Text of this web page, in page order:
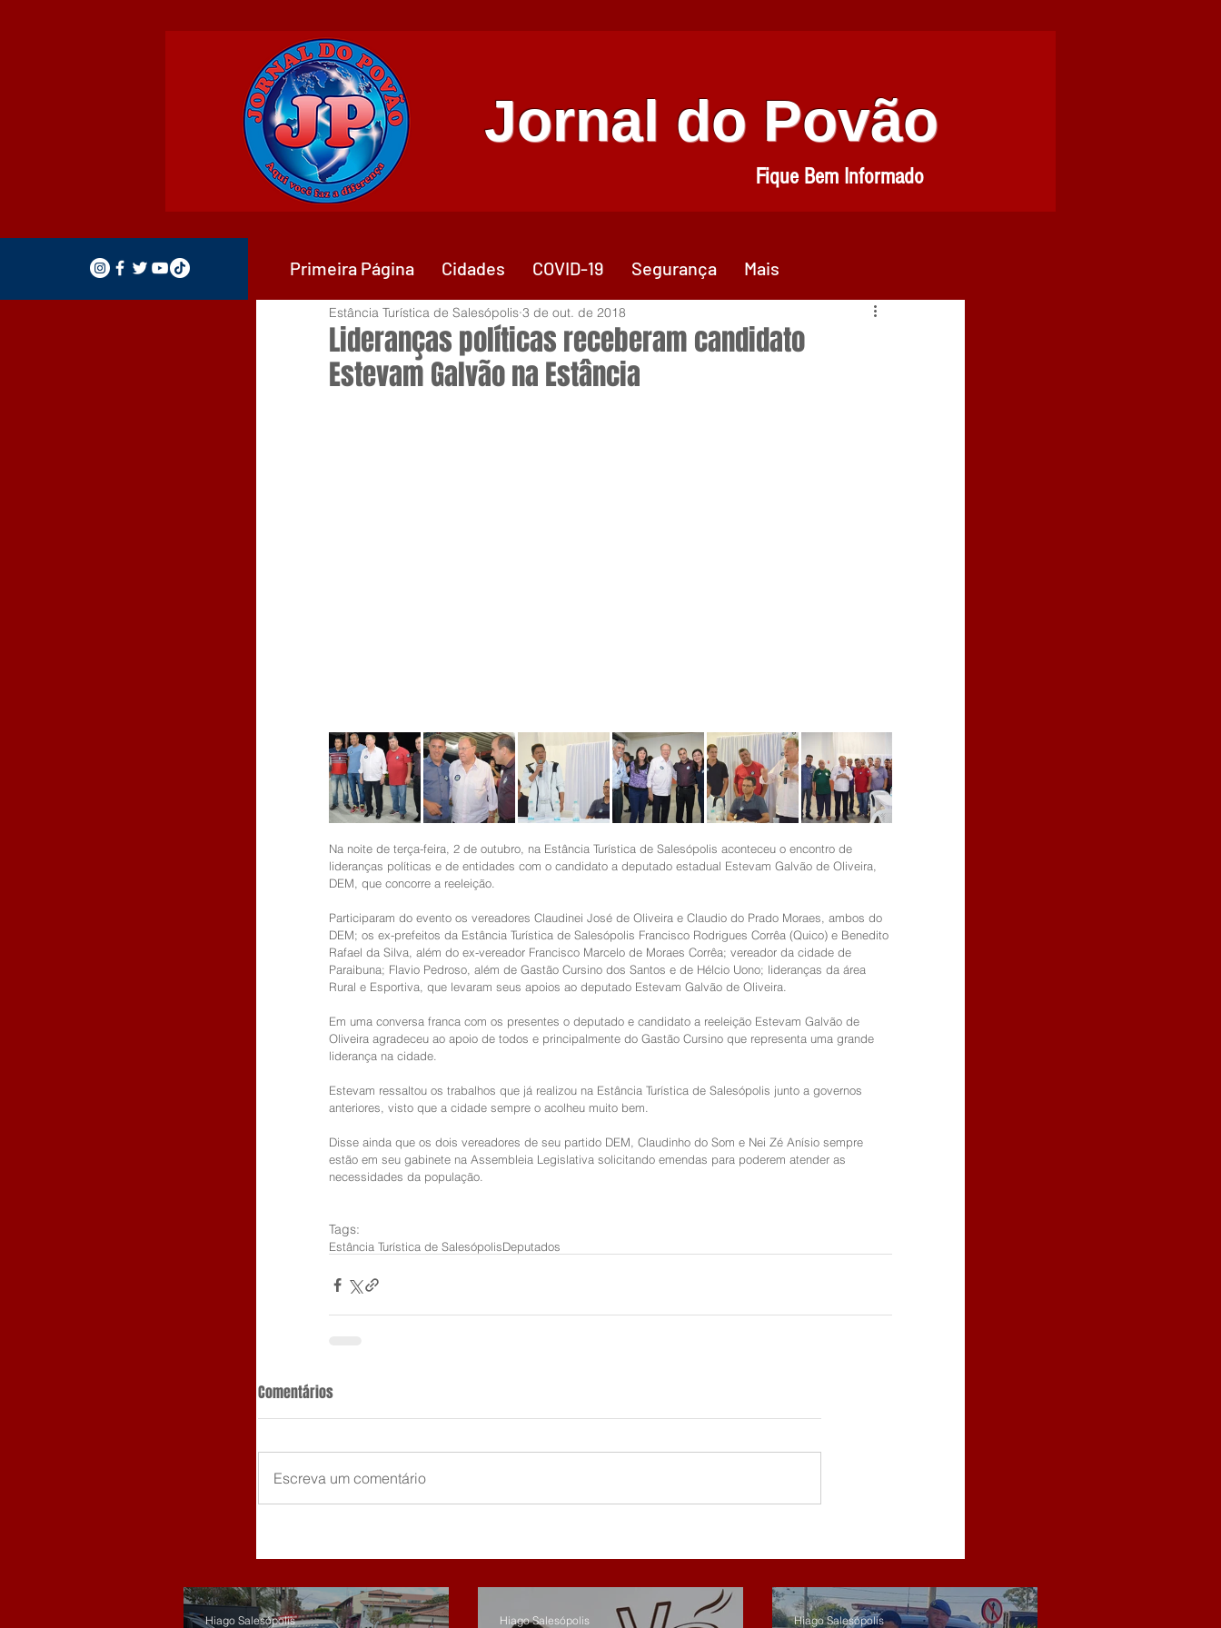
Jornal do Povão
Fique Bem Informado
Lideranças políticas receberam candidato
Estevam Galvão na Estância
Estância Turística de Salesópolis 3 de out. de 2018
Na noite de terça-feira, 2 de outubro, na Estância Turística de Salesópolis aconteceu o encontro de
lideranças políticas e de entidades com o candidato a deputado estadual Estevam Galvão de Oliveira,
DEM, que concorre a reeleição.
Participaram do evento os vereadores Claudinei José de Oliveira e Claudio do Prado Moraes, ambos do
DEM; os ex-prefeitos da Estância Turística de Salesópolis Francisco Rodrigues Corrêa (Quico) e Benedito
Rafael da Silva, além do ex-vereador Francisco Marcelo de Moraes Corrêa; vereador da cidade de
Paraibuna; Flavio Pedroso, além de Gastão Cursino dos Santos e de Hélcio Uono; lideranças da área
Rural e Esportiva, que levaram seus apoios ao deputado Estevam Galvão de Oliveira.
Em uma conversa franca com os presentes o deputado e candidato a reeleição Estevam Galvão de
Oliveira agradeceu ao apoio de todos e principalmente do Gastão Cursino que representa uma grande
liderança na cidade.
Estevam ressaltou os trabalhos que já realizou na Estância Turística de Salesópolis junto a governos
anteriores, visto que a cidade sempre o acolheu muito bem.
Disse ainda que os dois vereadores de seu partido DEM, Claudinho do Som e Nei Zé Anísio sempre
estão em seu gabinete na Assembleia Legislativa solicitando emendas para poderem atender as
necessidades da população.
Tags:
Estância Turística de SalesópolisDeputados
Comentários
Escreva um comentário
Hiago Salesópolis Hiago Salesópolis Hiago Salesópolis
Primeira Página Cidades COVID-19 Segurança Mais